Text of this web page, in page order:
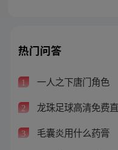
热门问答
1 一人之下唐门角色
2 龙珠足球高清免费
3 毛囊炎用什么药膏